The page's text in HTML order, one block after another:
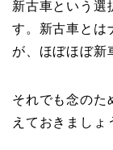
新古車という選
す。新古車とは
が、ほぼほぼ新
それでも念のた
えておきましょ